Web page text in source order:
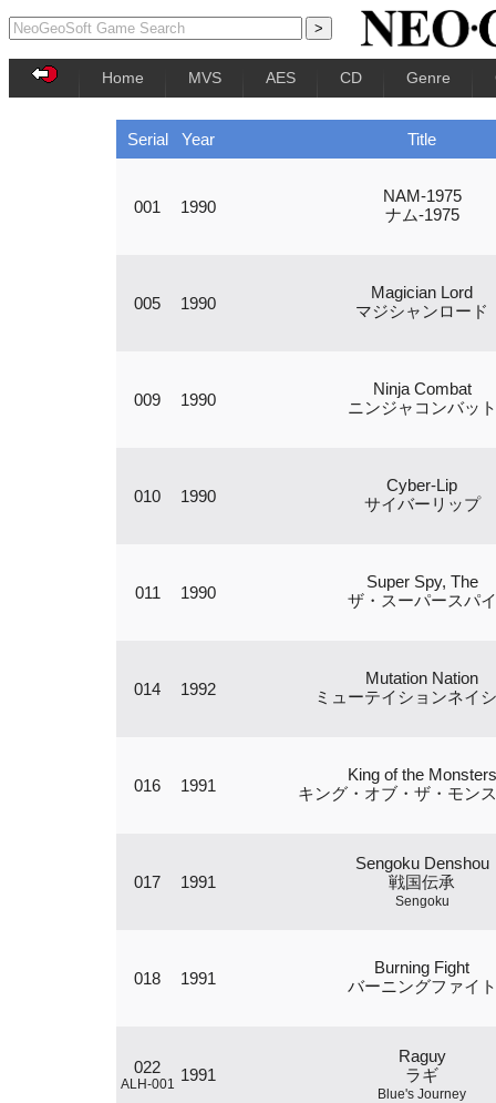
Home MVS AES CD Genre
Serial Year Title
001 1990
NAM-1975
ナム-1975
005 1990
Magician Lord
マジシャンロード
009 1990
Ninja Combat
ニンジャコンバット
010 1990
Cyber-Lip
サイバーリップ
011 1990
Super Spy, The
ザ・スーパースパイ
014 1992
Mutation Nation
ミューテイションネイ
016 1991
King of the Monsters
キング・オブ・ザ・モン
017 1991
Sengoku Denshou
戦国伝承
Sengoku
018 1991
Burning Fight
バーニングファイト
022
ALH-001 1991
Raguy
ラギ
Blue's Journey